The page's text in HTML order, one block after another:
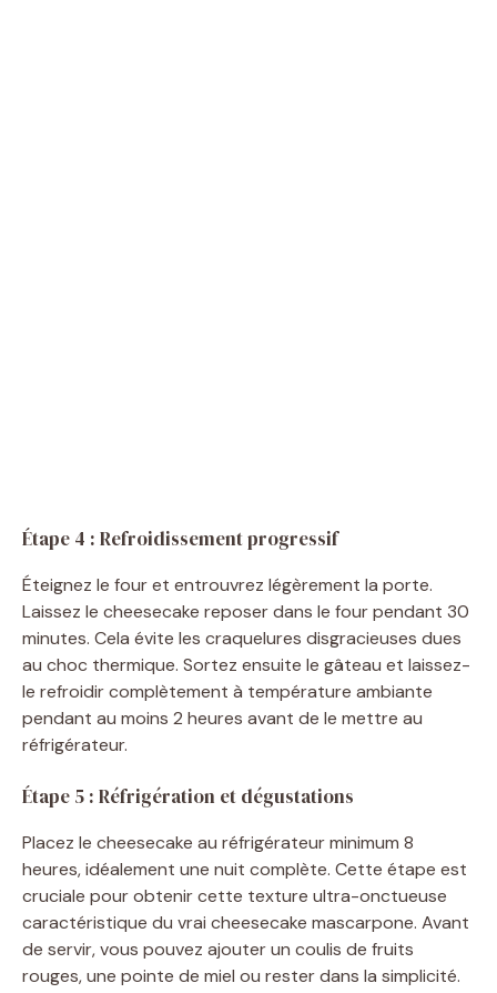
Étape 4 : Refroidissement progressif
Éteignez le four et entrouvrez légèrement la porte.
Laissez le cheesecake reposer dans le four pendant 30
minutes. Cela évite les craquelures disgracieuses dues
au choc thermique. Sortez ensuite le gâteau et laissez-
le refroidir complètement à température ambiante
pendant au moins 2 heures avant de le mettre au
réfrigérateur.
Étape 5 : Réfrigération et dégustations
Placez le cheesecake au réfrigérateur minimum 8
heures, idéalement une nuit complète. Cette étape est
cruciale pour obtenir cette texture ultra-onctueuse
caractéristique du vrai cheesecake mascarpone. Avant
de servir, vous pouvez ajouter un coulis de fruits
rouges, une pointe de miel ou rester dans la simplicité.